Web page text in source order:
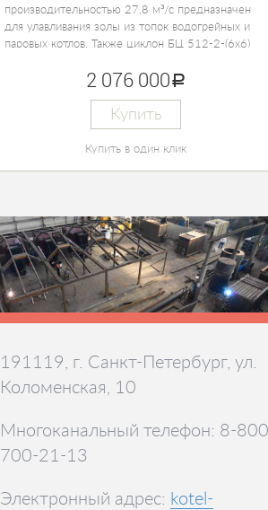
производительностью 27,8 м³/с предназначен
для улавливания золы из топок водогрейных и
паровых котлов. Также циклон БЦ 512-2-(6x6)
2 076 000руб.
Купить
Купить в один клик
191119, г. Санкт-Петербург, ул.
Коломенская, 10
Многоканальный телефон: 8-
700-21-13
Электронный адрес: kotel-